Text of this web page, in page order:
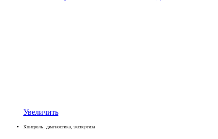
Увеличить
Контроль, диагностика, экспертиза